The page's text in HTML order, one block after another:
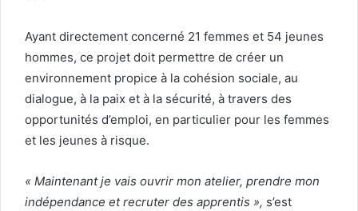
Ayant directement concerné 21 femmes et 54 jeunes
hommes, ce projet doit permettre de créer un
environnement propice à la cohésion sociale, au
dialogue, à la paix et à la sécurité, à travers des
opportunités d’emploi, en particulier pour les femmes
et les jeunes à risque.
« Maintenant je vais ouvrir mon atelier, prendre mon
indépendance et recruter des apprentis », s’est